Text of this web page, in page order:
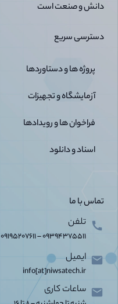
دانش و صنعت است
دسترسی سریع
پروژه ها و دستاوردها
آزمایشگاه و تجهیزات
فراخوان ها و رویدادها
اسناد و دانلود
تماس با ما
call تلفن
09394375511
–
09195207611
email ایمیل
info[at]niwsatech.ir
email ساعات کاری